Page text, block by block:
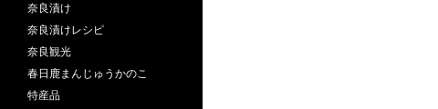
奈良漬け
奈良漬けレシピ
奈良観光
春日鹿まんじゅうかのこ
特産品